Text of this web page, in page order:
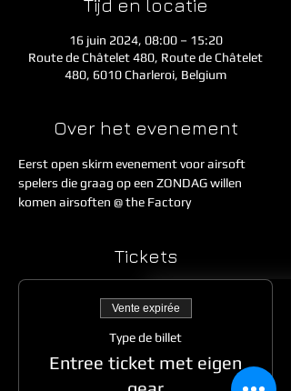
Tijd en locatie
16 juin 2024, 08:00 – 15:20
Route de Châtelet 480, Route de Châtelet
480, 6010 Charleroi, Belgium
Over het evenement
Eerst open skirm evenement voor airsoft
spelers die graag op een ZONDAG willen
komen airsoften @ the Factory
Tickets
Vente expirée
Type de billet
Entree ticket met eigen